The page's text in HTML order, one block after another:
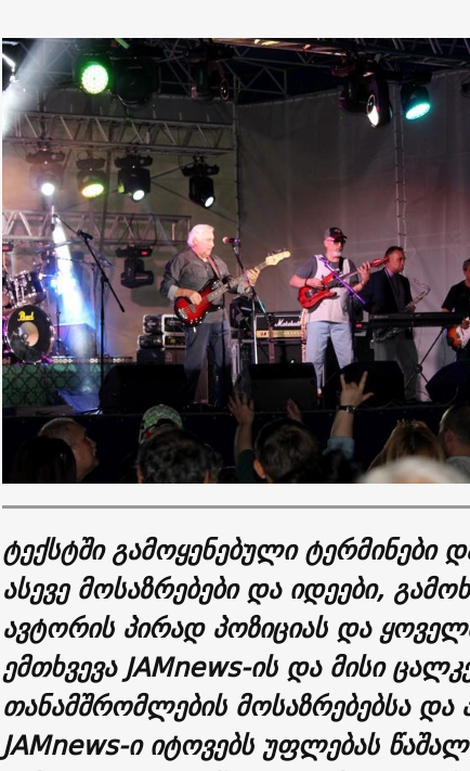
ტექსტში გამოყენებული ტერმინები
ასევე მოსაზრებები და იდეები,
ავტორის პირად პოზიციას და
ემთხვევა JAMnews-ის და მისი
თანამშრომლების მოსაზრებებსა და
JAMnews-ი იტოვებს უფლებას